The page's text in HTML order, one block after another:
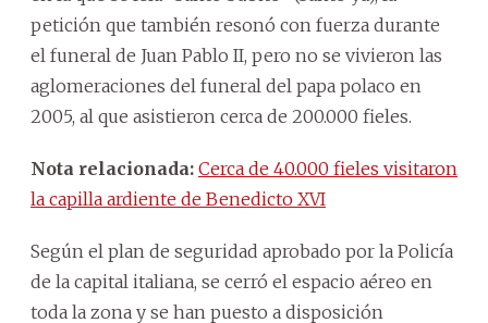
petición que también resonó con fuerza durante
el funeral de Juan Pablo II, pero no se vivieron las
aglomeraciones del funeral del papa polaco en
2005, al que asistieron cerca de 200.000 fieles.
Nota relacionada: Cerca de 40.000 fieles visitaron
la capilla ardiente de Benedicto XVI
Según el plan de seguridad aprobado por la Policía
de la capital italiana, se cerró el espacio aéreo en
toda la zona y se han puesto a disposición